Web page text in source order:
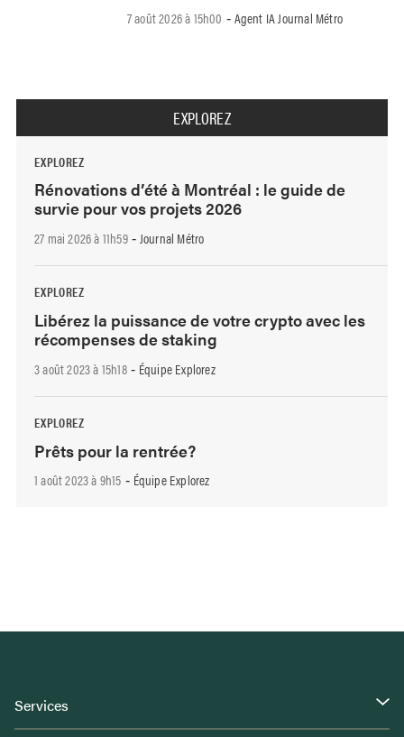
7 août 2026 à 15h00 - Agent IA Journal Métro
EXPLOREZ
EXPLOREZ
Rénovations d’été à Montréal : le guide de
survie pour vos projets 2026
27 mai 2026 à 11h59- Journal Métro
EXPLOREZ
Libérez la puissance de votre crypto avec les
récompenses de staking
3 août 2023 à 15h18- Équipe Explorez
EXPLOREZ
Prêts pour la rentrée?
1 août 2023 à 9h15 - Équipe Explorez
Services